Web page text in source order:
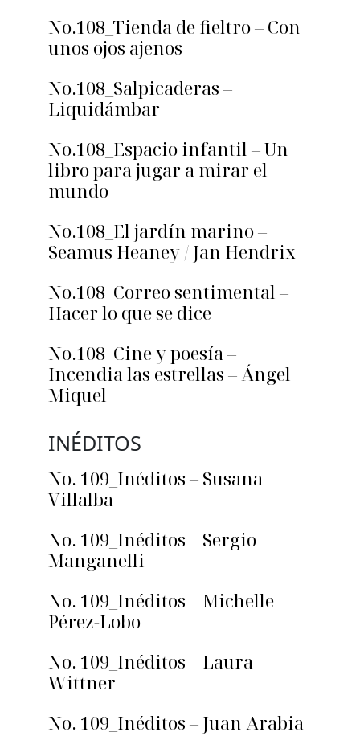
No.108_Tienda de fieltro – Con
unos ojos ajenos
No.108_Salpicaderas –
Liquidámbar
No.108_Espacio infantil – Un
libro para jugar a mirar el
mundo
No.108_El jardín marino –
Seamus Heaney / Jan Hendrix
No.108_Correo sentimental –
Hacer lo que se dice
No.108_Cine y poesía –
Incendia las estrellas – Ángel
Miquel
INÉDITOS
No. 109_Inéditos – Susana
Villalba
No. 109_Inéditos – Sergio
Manganelli
No. 109_Inéditos – Michelle
Pérez-Lobo
No. 109_Inéditos – Laura
Wittner
No. 109_Inéditos – Juan Arabia